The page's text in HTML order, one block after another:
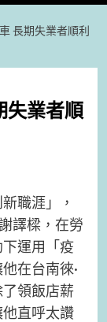
長期失業者順利
失業者順
職涯」，
譯樑，在勞
運用「疫
在台南徠·
領飯店薪
直呼太讚